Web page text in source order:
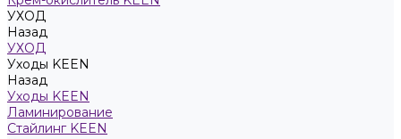
УХОД
Назад
УХОД
Уходы KEEN
Назад
Уходы KEEN
Ламинирование
Стайлинг KEEN